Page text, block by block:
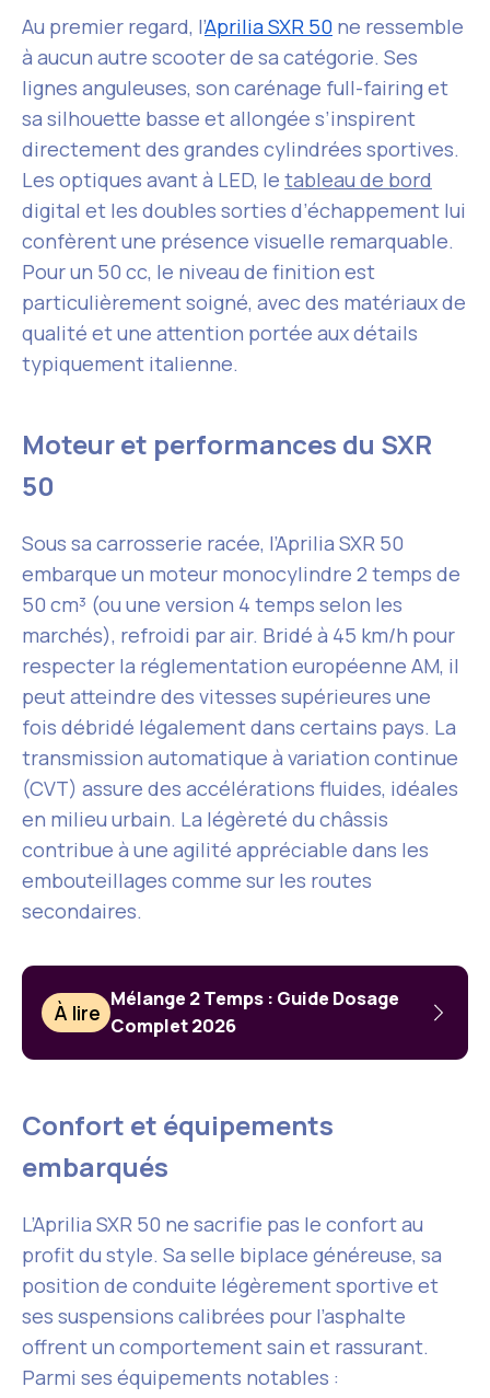
Au premier regard, l’Aprilia SXR 50 ne ressemble
à aucun autre scooter de sa catégorie. Ses
lignes anguleuses, son carénage full-fairing et
sa silhouette basse et allongée s’inspirent
directement des grandes cylindrées sportives.
Les optiques avant à LED, le tableau de bord
digital et les doubles sorties d’échappement lui
confèrent une présence visuelle remarquable.
Pour un 50 cc, le niveau de finition est
particulièrement soigné, avec des matériaux de
qualité et une attention portée aux détails
typiquement italienne.
Moteur et performances du SXR
50
Sous sa carrosserie racée, l’Aprilia SXR 50
embarque un moteur monocylindre 2 temps de
50 cm³ (ou une version 4 temps selon les
marchés), refroidi par air. Bridé à 45 km/h pour
respecter la réglementation européenne AM, il
peut atteindre des vitesses supérieures une
fois débridé légalement dans certains pays. La
transmission automatique à variation continue
(CVT) assure des accélérations fluides, idéales
en milieu urbain. La légèreté du châssis
contribue à une agilité appréciable dans les
embouteillages comme sur les routes
secondaires.
À lire
Mélange 2 Temps : Guide Dosage
Complet 2026
Confort et équipements
embarqués
L’Aprilia SXR 50 ne sacrifie pas le confort au
profit du style. Sa selle biplace généreuse, sa
position de conduite légèrement sportive et
ses suspensions calibrées pour l’asphalte
offrent un comportement sain et rassurant.
Parmi ses équipements notables :